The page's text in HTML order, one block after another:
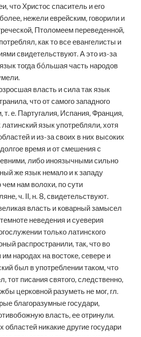
что Христос спаситель и его
нежели еврейским, говорили и
Птоломеем переведенной,
как то все евангелисты и
свидетельствуют. А это из-за
язык тогда бóльшая часть народов
власть и сила так язык
что от самого западного
т. е. Партугалия, Испания, Франция,
язык употребляли, хотя
и из-за своих в них высоких
время и от смешения с
либо иноязычными сильно
же язык немало и к западу
чем нам волохи, по сути
ч. II, н. 8, свидетельствуют.
власть и коварный замысел
неведения и суеверия
только латинского
распространили, так, что во
народах на востоке, севере и
был в употреблении таком, что
тот писания святого, следственно,
церковной разуметь не мог, гл.
благоразумные государи,
власть, ее отринули.
областей никакие другие государи